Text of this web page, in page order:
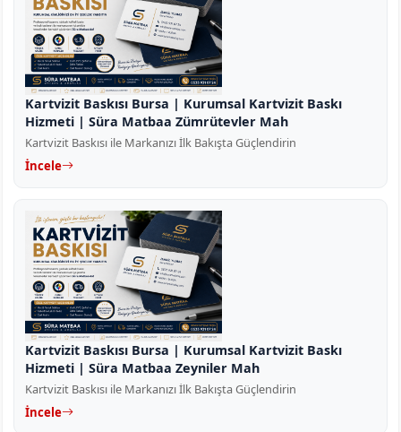
Kartvizit Baskısı Bursa | Kurumsal Kartvizit Baskı
Hizmeti | Süra Matbaa Zümrütevler Mah
Kartvizit Baskısı ile Markanızı İlk Bakışta Güçlendirin
İncele
Kartvizit Baskısı Bursa | Kurumsal Kartvizit Baskı
Hizmeti | Süra Matbaa Zeyniler Mah
Kartvizit Baskısı ile Markanızı İlk Bakışta Güçlendirin
İncele